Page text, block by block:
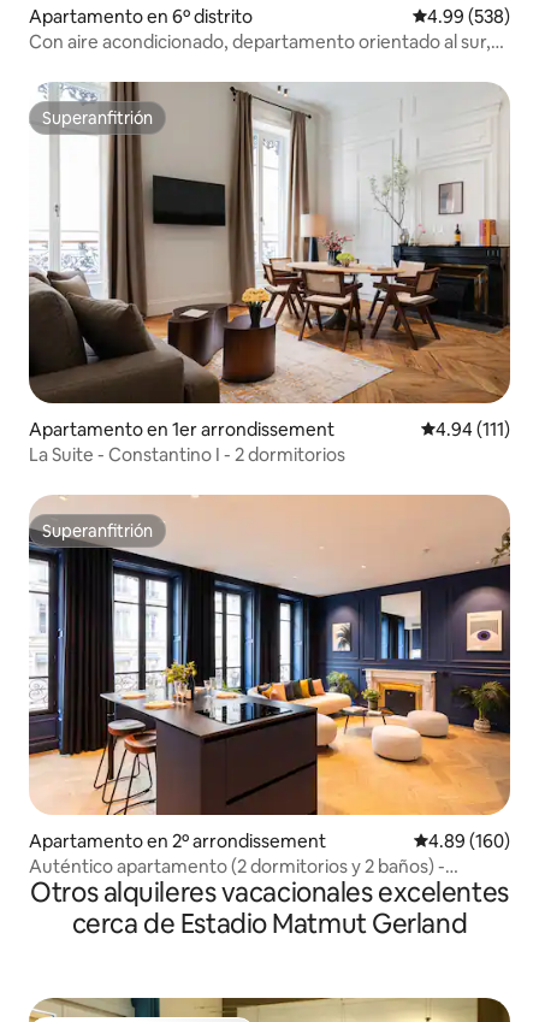
Apartamento en 6º distrito Calificación
4.99 (538)
Con aire acondicionado, departamento orientado al sur,
Superanfitrión
Superanfitrión
Apartamento en 1er arrondissement Calificación
4.94 (111)
La Suite - Constantino I - 2 dormitorios
Superanfitrión
Superanfitrión
Apartamento en 2º arrondissement Calificación
4.89 (160)
Auténtico apartamento (2 dormitorios y 2 baños) -
MOHOM
Otros alquileres vacacionales excelentes
cerca de Estadio Matmut Gerland